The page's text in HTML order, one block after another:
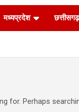
मध्यप्रदेश छत्तीसगढ़
for. Perhaps